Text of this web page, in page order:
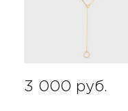
3 000 руб.